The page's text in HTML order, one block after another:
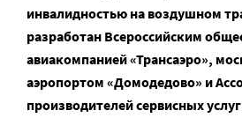
инвалидностью на воздушном
разработан Всероссийским
авиакомпанией «Трансаэро»,
аэропортом «Домодедово» и
производителей сервисных